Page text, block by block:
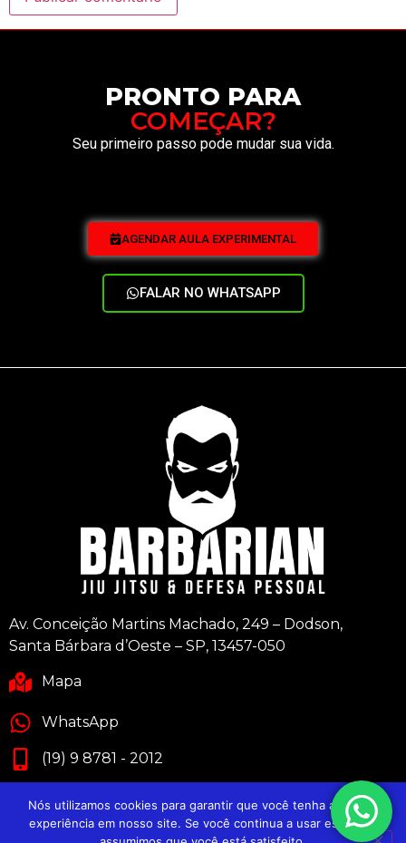
PRONTO PARA
COMEÇAR?
Seu primeiro passo pode mudar sua vida.
AGENDAR AULA EXPERIMENTAL
FALAR NO WHATSAPP
Av. Conceição Martins Machado, 249 – Dodson,
Santa Bárbara d’Oeste – SP, 13457-050
Mapa
WhatsApp
(19) 9 8781 - 2012
Nós utilizamos cookies para garantir que você tenha a melhor
experiência em nosso site. Se você continua a usar este site,